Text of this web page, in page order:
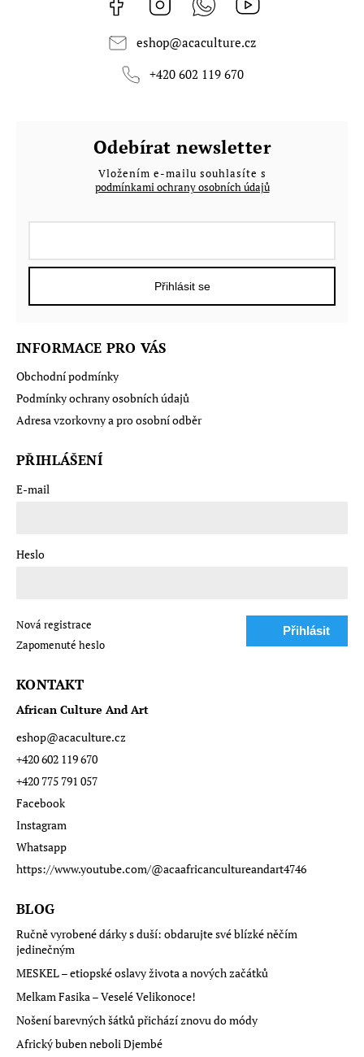
eshop@acaculture.cz
+420 602 119 670
Odebírat newsletter
Vložením e-mailu souhlasíte s
podmínkami ochrany osobních údajů
Přihlásit se
INFORMACE PRO VÁS
Obchodní podmínky
Podmínky ochrany osobních údajů
Adresa vzorkovny a pro osobní odběr
PŘIHLÁŠENÍ
E-mail
Heslo
Přihlásit
Nová registrace
Zapomenuté heslo
KONTAKT
African Culture And Art
eshop@acaculture.cz
+420 602 119 670
+420 775 791 057
Facebook
Instagram
Whatsapp
https://www.youtube.com/@acaafricancultureandart4746
BLOG
Ručně vyrobené dárky s duší: obdarujte své blízké něčím
jedinečným
MESKEL – etiopské oslavy života a nových začátků
Melkam Fasika – Veselé Velikonoce!
Nošení barevných šátků přichází znovu do módy
Africký buben neboli Djembé